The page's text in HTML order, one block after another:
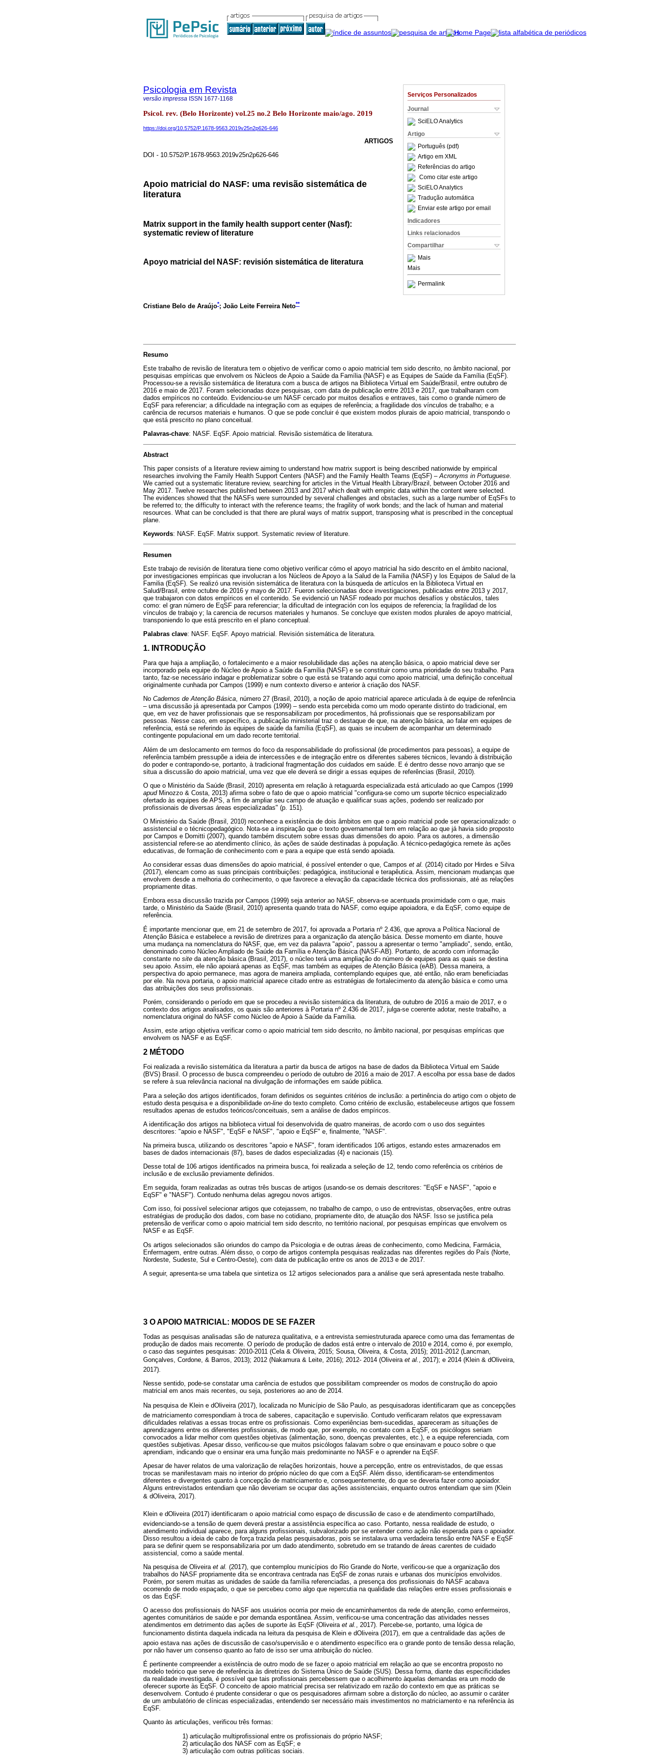
Serviços Personalizados
Journal
SciELO Analytics
Artigo
Português (pdf)
Artigo em XML
Referências do artigo
Como citar este artigo
SciELO Analytics
Tradução automática
Enviar este artigo por email
Indicadores
Links relacionados
Compartilhar
Mais
Mais
Permalink
Psicologia em Revista
versão impressa ISSN 1677-1168
Psicol. rev. (Belo Horizonte) vol.25 no.2 Belo Horizonte maio/ago. 2019
https://doi.org/10.5752/P.1678-9563.2019v25n2p626-646
ARTIGOS
DOI - 10.5752/P.1678-9563.2019v25n2p626-646
Apoio matricial do NASF: uma revisão sistemática de
literatura
Matrix support in the family health support center (Nasf):
systematic review of literature
Apoyo matricial del NASF: revisión sistemática de literatura
Cristiane Belo de Araújo*; João Leite Ferreira Neto**
Resumo
Este trabalho de revisão de literatura tem o objetivo de verificar como o apoio matricial tem sido descrito, no âmbito nacional, por
pesquisas empíricas que envolvem os Núcleos de Apoio a Saúde da Família (NASF) e as Equipes de Saúde da Família (EqSF).
Processou-se a revisão sistemática de literatura com a busca de artigos na Biblioteca Virtual em Saúde/Brasil, entre outubro de
2016 e maio de 2017. Foram selecionadas doze pesquisas, com data de publicação entre 2013 e 2017, que trabalharam com
dados empíricos no conteúdo. Evidenciou-se um NASF cercado por muitos desafios e entraves, tais como o grande número de
EqSF para referenciar; a dificuldade na integração com as equipes de referência; a fragilidade dos vínculos de trabalho; e a
carência de recursos materiais e humanos. O que se pode concluir é que existem modos plurais de apoio matricial, transpondo o
que está prescrito no plano conceitual.
Palavras-chave: NASF. EqSF. Apoio matricial. Revisão sistemática de literatura.
Abstract
This paper consists of a literature review aiming to understand how matrix support is being described nationwide by empirical
researches involving the Family Health Support Centers (NASF) and the Family Health Teams (EqSF) – Acronyms in Portuguese
We carried out a systematic literature review, searching for articles in the Virtual Health Library/Brazil, between October 2016 and
May 2017. Twelve researches published between 2013 and 2017 which dealt with empiric data within the content were selected.
The evidences showed that the NASFs were surrounded by several challenges and obstacles, such as a large number of EqSFs to
be referred to; the difficulty to interact with the reference teams; the fragility of work bonds; and the lack of human and material
resources. What can be concluded is that there are plural ways of matrix support, transposing what is prescribed in the conceptual
plane.
Keywords: NASF. EqSF. Matrix support. Systematic review of literature.
Resumen
Este trabajo de revisión de literatura tiene como objetivo verificar cómo el apoyo matricial ha sido descrito en el ámbito nacional,
por investigaciones empíricas que involucran a los Núcleos de Apoyo a la Salud de la Familia (NASF) y los Equipos de Salud de la
Familia (EqSF). Se realizó una revisión sistemática de literatura con la búsqueda de artículos en la Biblioteca Virtual en
Salud/Brasil, entre octubre de 2016 y mayo de 2017. Fueron seleccionadas doce investigaciones, publicadas entre 2013 y 2017,
que trabajaron con datos empíricos en el contenido. Se evidenció un NASF rodeado por muchos desafíos y obstáculos, tales
como: el gran número de EqSF para referenciar; la dificultad de integración con los equipos de referencia; la fragilidad de los
vínculos de trabajo y; la carencia de recursos materiales y humanos. Se concluye que existen modos plurales de apoyo matricial,
transponiendo lo que está prescrito en el plano conceptual.
Palabras clave: NASF. EqSF. Apoyo matricial. Revisión sistemática de literatura.
1. INTRODUÇÃO
Para que haja a ampliação, o fortalecimento e a maior resolubilidade das ações na atenção básica, o apoio matricial deve ser
incorporado pela equipe do Núcleo de Apoio a Saúde da Família (NASF) e se constituir como uma prioridade do seu trabalho. Para
tanto, faz-se necessário indagar e problematizar sobre o que está se tratando aqui como apoio matricial, uma definição conceitual
originalmente cunhada por Campos (1999) e num contexto diverso e anterior à criação dos NASF.
No Cadernos de Atenção Básica, número 27 (Brasil, 2010), a noção de apoio matricial aparece articulada à de equipe de referência
– uma discussão já apresentada por Campos (1999) – sendo esta percebida como um modo operante distinto do tradicional, em
que, em vez de haver profissionais que se responsabilizam por procedimentos, há profissionais que se responsabilizam por
pessoas. Nesse caso, em específico, a publicação ministerial traz o destaque de que, na atenção básica, ao falar em equipes de
referência, está se referindo às equipes de saúde da família (EqSF), as quais se incubem de acompanhar um determinado
contingente populacional em um dado recorte territorial.
Além de um deslocamento em termos do foco da responsabilidade do profissional (de procedimentos para pessoas), a equipe de
referência também pressupõe a ideia de intercessões e de integração entre os diferentes saberes técnicos, levando à distribuição
do poder e contrapondo-se, portanto, à tradicional fragmentação dos cuidados em saúde. E é dentro desse novo arranjo que se
situa a discussão do apoio matricial, uma vez que ele deverá se dirigir a essas equipes de referências (Brasil, 2010).
O que o Ministério da Saúde (Brasil, 2010) apresenta em relação à retaguarda especializada está articulado ao que Campos (1999
apudMinozzo & Costa, 2013) afirma sobre o fato de que o apoio matricial "configura-se como um suporte técnico especializado
ofertado às equipes de APS, a fim de ampliar seu campo de atuação e qualificar suas ações, podendo ser realizado por
profissionais de diversas áreas especializadas" (p. 151).
O Ministério da Saúde (Brasil, 2010) reconhece a existência de dois âmbitos em que o apoio matricial pode ser operacionalizado: o
assistencial e o técnicopedagógico. Nota-se a inspiração que o texto governamental tem em relação ao que já havia sido proposto
por Campos e Domitti (2007), quando também discutem sobre essas duas dimensões do apoio. Para os autores, a dimensão
assistencial refere-se ao atendimento clínico, às ações de saúde destinadas à população. A técnico-pedagógica remete às ações
educativas, de formação de conhecimento com e para a equipe que está sendo apoiada.
Ao considerar essas duas dimensões do apoio matricial, é possível entender o que, Campos et al. (2014) citado por Hirdes e Silva
(2017), elencam como as suas principais contribuições: pedagógica, institucional e terapêutica. Assim, mencionam mudanças que
envolvem desde a melhoria do conhecimento, o que favorece a elevação da capacidade técnica dos profissionais, até as relações
propriamente ditas.
Embora essa discussão trazida por Campos (1999) seja anterior ao NASF, observa-se acentuada proximidade com o que, mais
tarde, o Ministério da Saúde (Brasil, 2010) apresenta quando trata do NASF, como equipe apoiadora, e da EqSF, como equipe de
referência.
É importante mencionar que, em 21 de setembro de 2017, foi aprovada a Portaria nº 2.436, que aprova a Política Nacional de
Atenção Básica e estabelece a revisão de diretrizes para a organização da atenção básica. Desse momento em diante, houve
uma mudança na nomenclatura do NASF, que, em vez da palavra "apoio", passou a apresentar o termo "ampliado", sendo, então,
denominado como Núcleo Ampliado de Saúde da Família e Atenção Básica (NASF-AB). Portanto, de acordo com informação
constante no site da atenção básica (Brasil, 2017), o núcleo terá uma ampliação do número de equipes para as quais se destina
seu apoio. Assim, ele não apoiará apenas as EqSF, mas também as equipes de Atenção Básica (eAB). Dessa maneira, a
perspectiva do apoio permanece, mas agora de maneira ampliada, contemplando equipes que, até então, não eram beneficiadas
por ele. Na nova portaria, o apoio matricial aparece citado entre as estratégias de fortalecimento da atenção básica e como uma
das atribuições dos seus profissionais.
Porém, considerando o período em que se procedeu a revisão sistemática da literatura, de outubro de 2016 a maio de 2017, e o
contexto dos artigos analisados, os quais são anteriores à Portaria nº 2.436 de 2017, julga-se coerente adotar, neste trabalho, a
nomenclatura original do NASF como Núcleo de Apoio à Saúde da Família.
Assim, este artigo objetiva verificar como o apoio matricial tem sido descrito, no âmbito nacional, por pesquisas empíricas que
envolvem os NASF e as EqSF.
2 MÉTODO
Foi realizada a revisão sistemática da literatura a partir da busca de artigos na base de dados da Biblioteca Virtual em Saúde
(BVS) Brasil. O processo de busca compreendeu o período de outubro de 2016 a maio de 2017. A escolha por essa base de dados
se refere à sua relevância nacional na divulgação de informações em saúde pública.
Para a seleção dos artigos identificados, foram definidos os seguintes critérios de inclusão: a pertinência do artigo com o objeto de
estudo desta pesquisa e a disponibilidade on-line do texto completo. Como critério de exclusão, estabeleceuse artigos que fossem
resultados apenas de estudos teóricos/conceituais, sem a análise de dados empíricos.
A identificação dos artigos na biblioteca virtual foi desenvolvida de quatro maneiras, de acordo com o uso dos seguintes
descritores: "apoio e NASF", "EqSF e NASF", "apoio e EqSF" e, finalmente, "NASF".
Na primeira busca, utilizando os descritores "apoio e NASF", foram identificados 106 artigos, estando estes armazenados em
bases de dados internacionais (87), bases de dados especializadas (4) e nacionais (15).
Desse total de 106 artigos identificados na primeira busca, foi realizada a seleção de 12, tendo como referência os critérios de
inclusão e de exclusão previamente definidos.
Em seguida, foram realizadas as outras três buscas de artigos (usando-se os demais descritores: "EqSF e NASF", "apoio e
EqSF" e "NASF"). Contudo nenhuma delas agregou novos artigos.
Com isso, foi possível selecionar artigos que cotejassem, no trabalho de campo, o uso de entrevistas, observações, entre outras
estratégias de produção dos dados, com base no cotidiano, propriamente dito, de atuação dos NASF. Isso se justifica pela
pretensão de verificar como o apoio matricial tem sido descrito, no território nacional, por pesquisas empíricas que envolvem os
NASF e as EqSF.
Os artigos selecionados são oriundos do campo da Psicologia e de outras áreas de conhecimento, como Medicina, Farmácia,
Enfermagem, entre outras. Além disso, o corpo de artigos contempla pesquisas realizadas nas diferentes regiões do País (Norte,
Nordeste, Sudeste, Sul e Centro-Oeste), com data de publicação entre os anos de 2013 e de 2017.
A seguir, apresenta-se uma tabela que sintetiza os 12 artigos selecionados para a análise que será apresentada neste trabalho.
3 O APOIO MATRICIAL: MODOS DE SE FAZER
Todas as pesquisas analisadas são de natureza qualitativa, e a entrevista semiestruturada aparece como uma das ferramentas de
produção de dados mais recorrente. O período de produção de dados está entre o intervalo de 2010 e 2014, como é, por exemplo,
o caso das seguintes pesquisas: 2010-2011 (Cela & Oliveira, 2015; Sousa, Oliveira, & Costa, 2015); 2011-2012 (Lancman,
Gonçalves, Cordone, & Barros, 2013); 2012 (Nakamura & Leite, 2016); 2012- 2014 (Oliveira et al.
, 2017); e 2014 (Klein & dOliveira,
2017).
Nesse sentido, pode-se constatar uma carência de estudos que possibilitam compreender os modos de construção do apoio
matricial em anos mais recentes, ou seja, posteriores ao ano de 2014.
Na pesquisa de Klein e dOliveira (2017), localizada no Município de São Paulo, as pesquisadoras identificaram que as concepções
de matriciamento correspondiam à troca de saberes, capacitação e supervisão. Contudo verificaram relatos que expressavam
dificuldades relativas a essas trocas entre os profissionais. Como experiências bem-sucedidas, apareceram as situações de
aprendizagens entre os diferentes profissionais, de modo que, por exemplo, no contato com a EqSF, os psicólogos seriam
convocados a lidar melhor com questões objetivas (alimentação, sono, doenças prevalentes, etc.), e a equipe referenciada, com
questões subjetivas. Apesar disso, verificou-se que muitos psicólogos falavam sobre o que ensinavam e pouco sobre o que
aprendiam, indicando que o ensinar era uma função mais predominante no NASF e o aprender na EqSF.
Apesar de haver relatos de uma valorização de relações horizontais, houve a percepção, entre os entrevistados, de que essas
trocas se manifestavam mais no interior do próprio núcleo do que com a EqSF. Além disso, identificaram-se entendimentos
diferentes e divergentes quanto à concepção de matriciamento e, consequentemente, do que se deveria fazer como apoiador.
Alguns entrevistados entendiam que não deveriam se ocupar das ações assistenciais, enquanto outros entendiam que sim (Klein
& dOliveira, 2017).
Klein e dOliveira (2017) identificaram o apoio matricial como espaço de discussão de caso e de atendimento compartilhado,
evidenciando-se a tensão de quem deverá prestar a assistência específica ao caso. Portanto, nessa realidade de estudo, o
atendimento individual aparece, para alguns profissionais, subvalorizado por se entender como ação não esperada para o apoiador.
Disso resultou a ideia de cabo de força trazida pelas pesquisadoras, pois se instalava uma verdadeira tensão entre NASF e EqSF
para se definir quem se responsabilizaria por um dado atendimento, sobretudo em se tratando de áreas carentes de cuidado
assistencial, como a saúde mental.
Na pesquisa de Oliveira et al. (2017), que contemplou municípios do Rio Grande do Norte, verificou-se que a organização dos
trabalhos do NASF propriamente dita se encontrava centrada nas EqSF de zonas rurais e urbanas dos municípios envolvidos.
Porém, por serem muitas as unidades de saúde da família referenciadas, a presença dos profissionais do NASF acabava
ocorrendo de modo espaçado, o que se percebeu como algo que repercutia na qualidade das relações entre esses profissionais e
os das EqSF.
O acesso dos profissionais do NASF aos usuários ocorria por meio de encaminhamentos da rede de atenção, como enfermeiros,
agentes comunitários de saúde e por demanda espontânea. Assim, verificou-se uma concentração das atividades nesses
atendimentos em detrimento das ações de suporte às EqSF (Oliveira et al.
, 2017). Percebe-se, portanto, uma lógica de
funcionamento distinta daquela indicada na leitura da pesquisa de Klein e dOliveira (2017), em que a centralidade das ações de
apoio estava nas ações de discussão de caso/supervisão e o atendimento específico era o grande ponto de tensão dessa relação,
por não haver um consenso quanto ao fato de isso ser uma atribuição do núcleo.
É pertinente compreender a existência de outro modo de se fazer o apoio matricial em relação ao que se encontra proposto no
modelo teórico que serve de referência às diretrizes do Sistema Único de Saúde (SUS). Dessa forma, diante das especificidades
da realidade investigada, é possível que tais profissionais percebessem que o acolhimento àquelas demandas era um modo de
oferecer suporte às EqSF. O conceito de apoio matricial precisa ser relativizado em razão do contexto em que as práticas se
desenvolvem. Contudo é prudente considerar o que os pesquisadores afirmam sobre a distorção do núcleo, ao assumir o caráter
de um ambulatório de clínicas especializadas, entendendo ser necessário mais investimentos no matriciamento e na referência às
EqSF.
Quanto às articulações, verificou três formas:
1) articulação multiprofissional entre os profissionais do próprio NASF;
2) articulação dos NASF com as EqSF; e
3) articulação com outras políticas sociais.